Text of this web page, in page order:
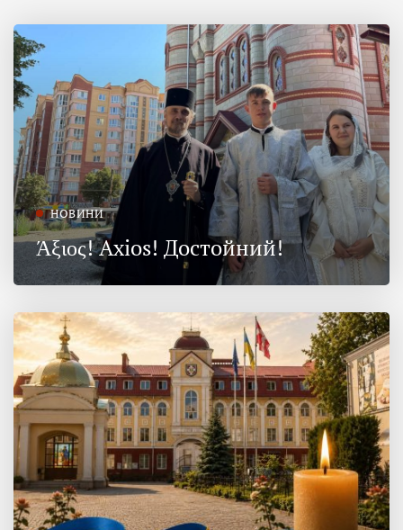
НОВИНИ
Άξιος! Axios! Достойний!